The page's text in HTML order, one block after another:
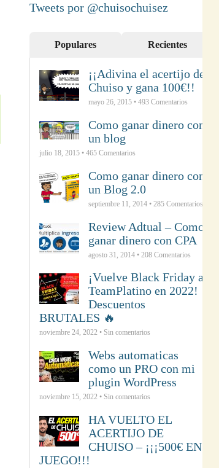
Tweets por @chuisochuisez
Populares Recientes
¡¡Adivina el acertijo de
Chuiso y gana 100€!!
mayo 26, 2015 • 493Comentarios
Como ganar dinero con
un blog
julio 18, 2015 • 465Comentarios
Como ganar dinero con
un Blog 2.0
septiembre 11, 2014 • 285Comentarios
Review Adtual – Como
ganar dinero con CPA
agosto 31, 2014 • 208Comentarios
¡Vuelve Black Friday a
TeamPlatino en 2022!
Descuentos
BRUTALES 🔥
noviembre 24, 2022 • Sin comentarios
Webs automaticas
como un PRO con mi
plugin WordPress
noviembre 15, 2022 • Sin comentarios
HA VUELTO EL
ACERTIJO DE
CHUISO – ¡¡¡500€ EN
JUEGO!!!